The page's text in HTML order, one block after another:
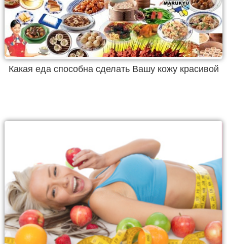
Какая еда способна сделать Вашу кожу красивой